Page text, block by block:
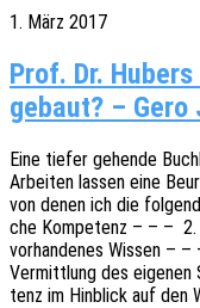
1. März 2017
Prof. Dr.
gebaut? – Gero
Eine tiefer gehen­de
Arbei­ten lassen eine
von denen ich die
che Kompe­tenz – – – 2.
vorhan­de­nes Wissen –
Vermitt­lung des
tenz im Hinblick auf den